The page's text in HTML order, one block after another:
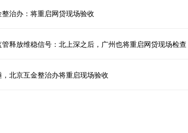
治办：将重启网贷现场验收
释放维稳信号：北上深之后，广州也将重启网贷现场检查
，北京互金整治办将重启现场验收